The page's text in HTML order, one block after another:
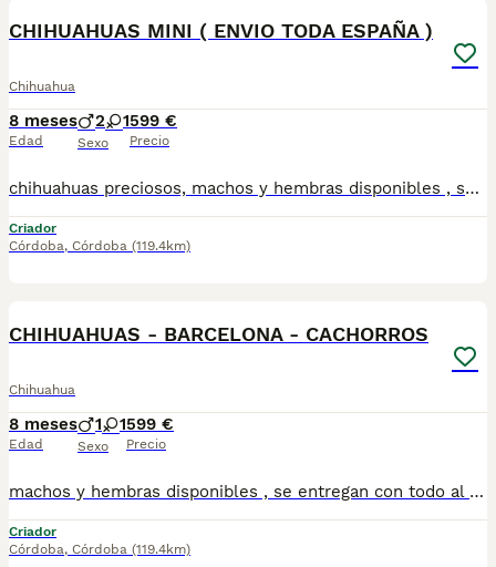
CHIHUAHUAS MINI ( ENVIO TODA ESPAÑA )
Chihuahua
8 meses
Edad
2 1
Sexo
599 €
Precio
chihuahuas preciosos, machos y hembras disponibles , se entregan con todo al dia respecto a documentación y condiciones sanitarias , tanto así que hacemos entregas totalmente personalizadas y sin un euro por adelantado , obtenerse personas no aptas para tener perros , solo personas responsables. hacemos entregas a toda ESPAÑA . mas info 670864332
Criador
Córdoba, Córdoba (119.4km)
CHIHUAHUAS - BARCELONA - CACHORROS
Chihuahua
8 meses
Edad
1 1
Sexo
599 €
Precio
machos y hembras disponibles , se entregan con todo al dia respecto a documentación y condiciones sanitarias , tanto así que hacemos entregas totalmente personalizadas y sin un euro por adelantado , obtenerse personas no aptas para tener perros , solo personas responsables. hacemos entregas a toda ESPAÑA . mas info 670864332 .. GRACIAS DE ANTE MANO
Criador
Córdoba, Córdoba (119.4km)